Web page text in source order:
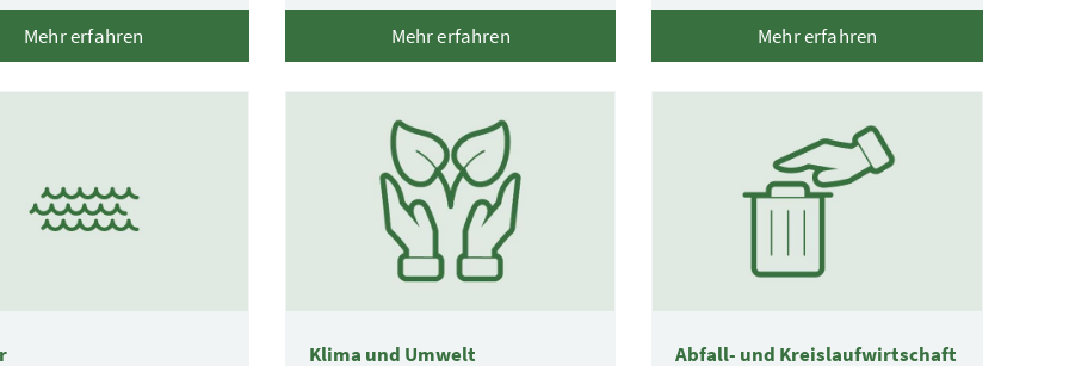
Mehr erfahren Mehr erfahren Mehr erfahren
Klima und Umwelt Abfall- und Kreislaufwirtschaft